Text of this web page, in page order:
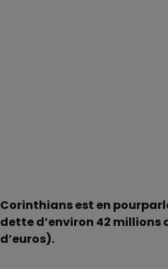
Corinthians est en
dette d’environ 42
d’euros).